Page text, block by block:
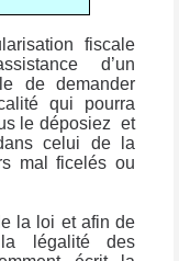
fiscale
d’un
de demander
qui pourra
le déposiez et
celui de la
mal ficelés ou
la loi et afin de
légalité des